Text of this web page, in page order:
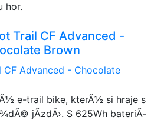
hor.
Trail CF Advanced -
Brown
e-trail bike, kterÃ½ si hraje s
jÃ­zdÄ›. S 625Wh bateriÃ­